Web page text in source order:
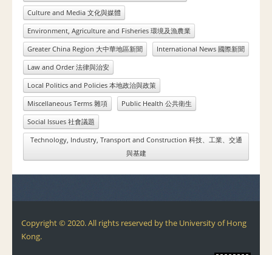
Culture and Media 文化與媒體
Environment, Agriculture and Fisheries 環境及漁農業
Greater China Region 大中華地區新聞
International News 國際新聞
Law and Order 法律與治安
Local Politics and Policies 本地政治與政策
Miscellaneous Terms 雜項
Public Health 公共衛生
Social Issues 社會議題
Technology, Industry, Transport and Construction 科技、工業、交通
與基建
Copyright © 2020. All rights reserved by the University of Hong
Kong.